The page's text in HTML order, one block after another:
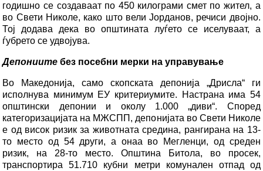
годишно се создаваат по 450 килограми смет по жител, а
во Свети Николе, како што вели Јорданов, речиси двојно.
Тој додава дека во општината луѓето се иселуваат, а
ѓубрето се удвојува.
Депониите без посебни мерки на управување
Во Македонија, само скопската депонија „Дрисла“ ги
исполнува минимум ЕУ критериумите. Настрана има 54
општински депонии и околу 1.000 „диви“. Според
категоризацијата на МЖСПП, депонијата во Свети Николе
е од висок ризик за животната средина, рангирана на 13-
то место од 54 други, а онаа во Мегленци, од среден
ризик, на 28-то место. Општина Битола, во просек,
транспортира 51.710 кубни метри комунален отпад од